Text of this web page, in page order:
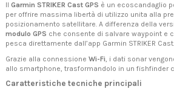
Il Garmin STRIKER Cast GPS è un ecoscandaglio
per offrire massima libertà di utilizzo unita alla
posizionamento satellitare. A differenza della
modulo GPS che consente di salvare waypoint e
pesca direttamente dall’app Garmin STRIKER Cast.
Grazie alla connessione Wi-Fi, i dati sonar
allo smartphone, trasformandolo in un fishfinder
Caratteristiche tecniche principali